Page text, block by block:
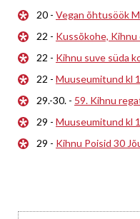
20 - Vegan õhtusöök
22 - Kussõkohe,
22 - Kihnu suve süda
22 - Muuseumitund kl
29.-30. - 59. Kihnu
29 - Muuseumitund kl
29 - Kihnu Poisid 30